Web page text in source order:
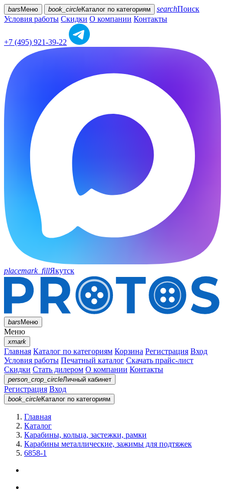
bars Меню book_circleКаталог по категориям searchПоиск
Условия работы Скидки О компании Контакты
+7 (495) 921-39-22
placemark_fillЯкутск
barsМеню
Меню
xmark
Главная Каталог по категориям Корзина Регистрация Вход
Условия работы Печатный каталог Скачать прайс-лист
Скидки Стать дилером О компании Контакты
person_crop_circleЛичный кабинет
Регистрация Вход
book_circleКаталог по категориям
Главная
Каталог
Карабины, кольца, застежки, рамки
Карабины металлические, зажимы для подтяжек
6858-1